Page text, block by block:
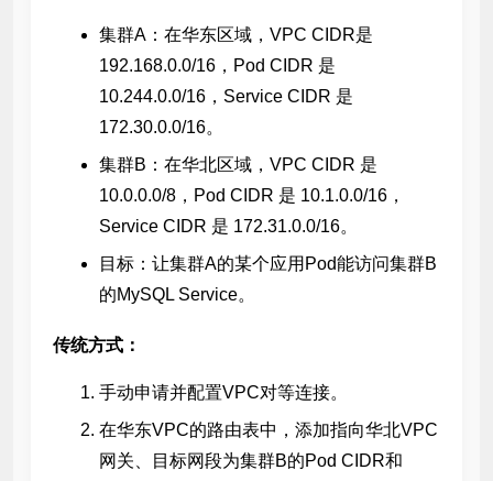
集群A：在华东区域，VPC CIDR是
192.168.0.0/16，Pod CIDR 是
10.244.0.0/16，Service CIDR 是
172.30.0.0/16。
集群B：在华北区域，VPC CIDR 是
10.0.0.0/8，Pod CIDR 是 10.1.0.0/16，
Service CIDR 是 172.31.0.0/16。
目标：让集群A的某个应用Pod能访问集群B
的MySQL Service。
传统方式：
手动申请并配置VPC对等连接。
在华东VPC的路由表中，添加指向华北VPC
网关、目标网段为集群B的Pod CIDR和